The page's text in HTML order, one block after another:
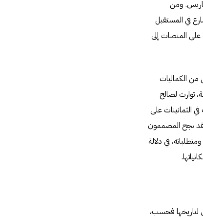
باريس. ومن
في المستقبل
على المنصات إلى
من الكماليات
توارت لصالح
الثمانينات على
فقد نجح المصممون
في دلالة
لتاريخها فحسب،